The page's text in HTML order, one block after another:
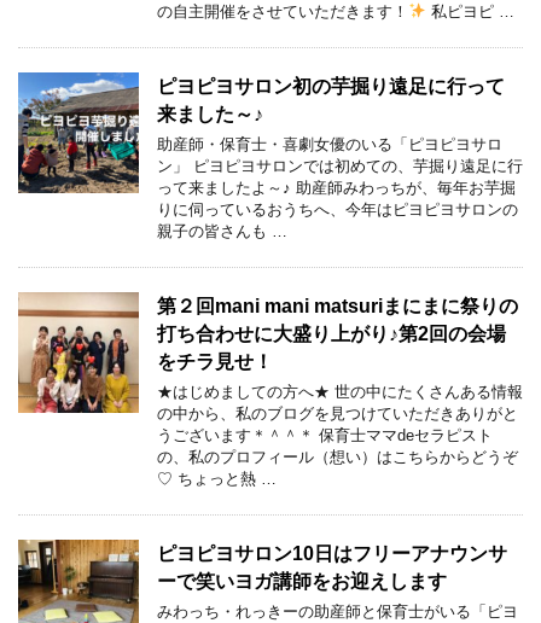
の自主開催をさせていただきます！
私ピヨピ …
ピヨピヨサロン初の芋掘り遠足に行って
来ました～♪
助産師・保育士・喜劇女優のいる「ピヨピヨサロ
ン」 ピヨピヨサロンでは初めての、芋掘り遠足に行
って来ましたよ～♪ 助産師みわっちが、毎年お芋掘
りに伺っているおうちへ、今年はピヨピヨサロンの
親子の皆さんも …
第２回mani mani matsuriまにまに祭りの
打ち合わせに大盛り上がり♪第2回の会場
をチラ見せ！
★はじめましての方へ★ 世の中にたくさんある情報
の中から、私のブログを見つけていただきありがと
うございます＊＾＾＊ 保育士ママdeセラピスト
の、私のプロフィール（想い）はこちらからどうぞ
♡ ちょっと熱 …
ピヨピヨサロン10日はフリーアナウンサ
ーで笑いヨガ講師をお迎えします
みわっち・れっきーの助産師と保育士がいる「ピヨ